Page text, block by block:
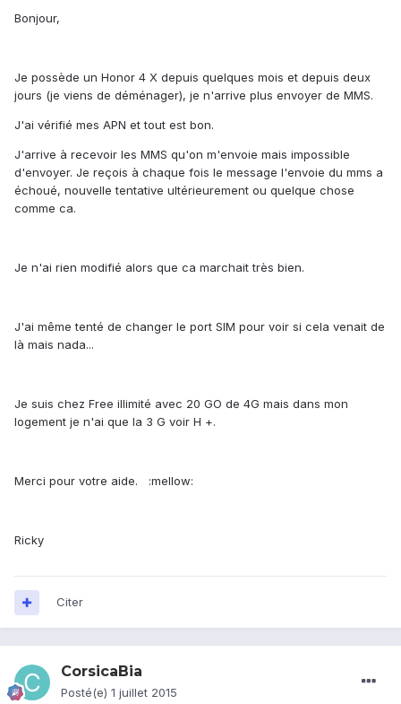
Bonjour,
Je possède un Honor 4 X depuis quelques mois et depuis deux
jours (je viens de déménager), je n'arrive plus envoyer de MMS.
J'ai vérifié mes APN et tout est bon.
J'arrive à recevoir les MMS qu'on m'envoie mais impossible
d'envoyer. Je reçois à chaque fois le message l'envoie du mms a
échoué, nouvelle tentative ultérieurement ou quelque chose
comme ca.
Je n'ai rien modifié alors que ca marchait très bien.
J'ai même tenté de changer le port SIM pour voir si cela venait de
là mais nada...
Je suis chez Free illimité avec 20 GO de 4G mais dans mon
logement je n'ai que la 3 G voir H +.
Merci pour votre aide. :mellow:
Ricky
Citer
CorsicaBia
Posté(e) 1 juillet 2015